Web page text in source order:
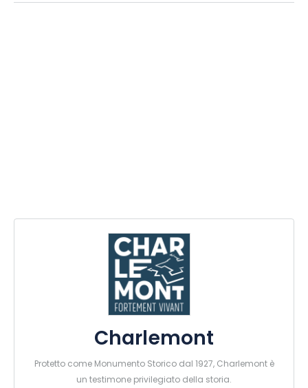
Charlemont
Protetto come Monumento Storico dal 1927, Charlemont è
un testimone privilegiato della storia.